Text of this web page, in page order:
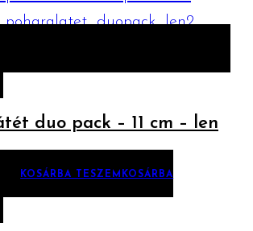
duo pack – 11 cm – len
KOSÁRBA TESZEM KOSÁRBA